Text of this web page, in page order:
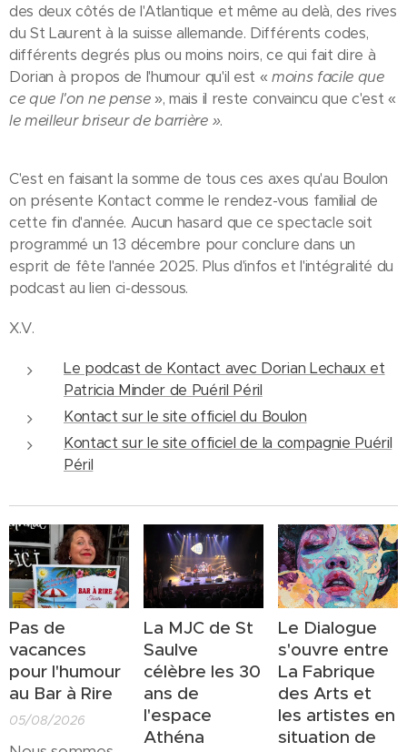
des deux côtés de l'Atlantique et même au delà, des rives
du St Laurent à la suisse allemande. Différents codes,
différents degrés plus ou moins noirs, ce qui fait dire à
Dorian à propos de l'humour qu'il est « moins facile que
ce que l'on ne pense», mais il reste convaincu que c'est «
le meilleur briseur de barrière ».
C'est en faisant la somme de tous ces axes qu'au Boulon
on présente Kontact comme le rendez-vous familial de
cette fin d'année. Aucun hasard que ce spectacle soit
programmé un 13 décembre pour conclure dans un
esprit de fête l'année 2025. Plus d'infos et l'intégralité du
podcast au lien ci-dessous.
X.V.
Le podcast de Kontact avec Dorian Lechaux et
Patricia Minder de Puéril Péril
Kontact sur le site officiel du Boulon
Kontact sur le site officiel de la compagnie Puéril
Péril
Pas de
vacances
pour l'humour
au Bar à Rire
05/08/2026
La MJC de St
Saulve
célèbre les 30
ans de
l'espace
Athéna
Le Dialogue
s'ouvre entre
La Fabrique
des Arts et
les artistes en
situation de